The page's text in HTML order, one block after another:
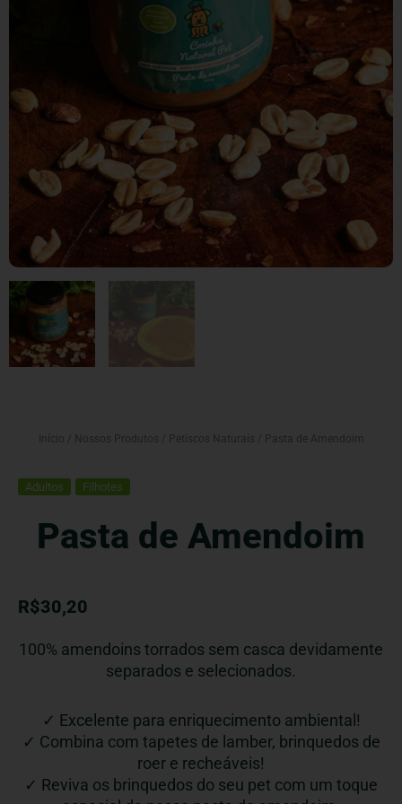
Início Nossos Produtos Petiscos Naturais / Pasta de Amendoim
Adultos Filhotes
Pasta de Amendoim
R$30,20
100% amendoins torrados sem casca devidamente
separados e selecionados.
✓ Excelente para enriquecimento ambiental!
✓ Combina com tapetes de lamber, brinquedos de
roer e recheáveis!
✓ Reviva os brinquedos do seu pet com um toque